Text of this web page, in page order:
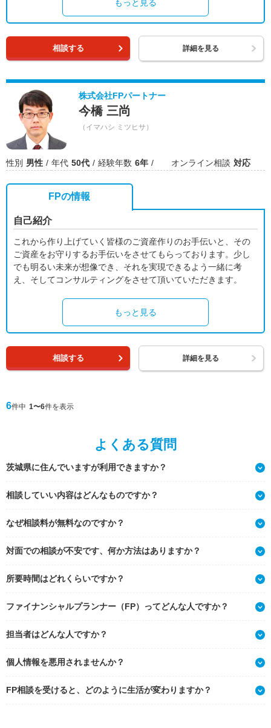
もっと見る
相談する 詳細を見る
株式会社FPパートナー
今橋 三尚
（イマハシ ミツヒサ）
性別 男性 年代 50代 経験年数 6年 オンライン相談 対応
FPの情報
自己紹介
これから作り上げていく皆様のご資産作りのお手伝いと、その
ご資産をお守りするお手伝いをさせてもらっております。少し
でも明るい未来が想像でき、それを実現できるよう一緒に考
え、そしてコンサルティングをさせて頂いていただきます。
もっと見る
相談する 詳細を見る
6件中 1〜6件を表示
よくある質問
茨城県に住んでいますが利用できますか？
相談していい内容はどんなものですか？
なぜ相談料が無料なのですか？
対面での相談が不安です、何か方法はありますか？
所要時間はどれくらいですか？
ファイナンシャルプランナー（FP）ってどんな人ですか？
担当者はどんな人ですか？
個人情報を悪用されませんか？
FP相談を受けると、どのように生活が変わりますか？